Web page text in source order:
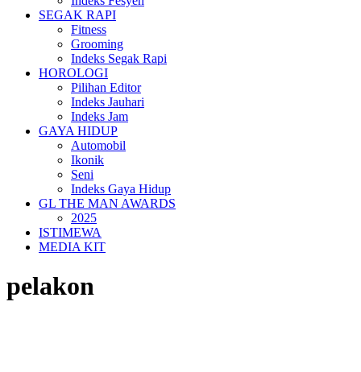
SEGAK RAPI
Fitness
Grooming
Indeks Segak Rapi
HOROLOGI
Pilihan Editor
Indeks Jauhari
Indeks Jam
GAYA HIDUP
Automobil
Ikonik
Seni
Indeks Gaya Hidup
GL THE MAN AWARDS
2025
ISTIMEWA
MEDIA KIT
pelakon